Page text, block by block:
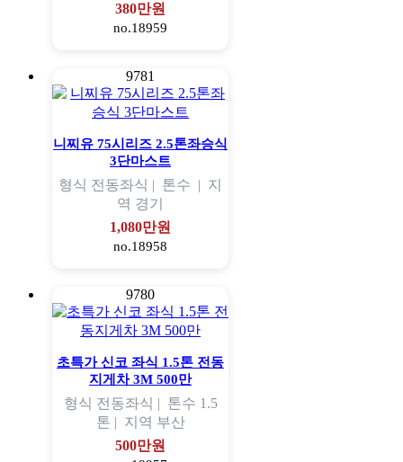
380만원
no.18959
9781
니찌유 75시리즈 2.5톤좌승식
3단마스트
형식 전동좌식 | 톤수 | 지
역 경기
1,080만원
no.18958
9780
초특가 신코 좌식 1.5톤 전동
지게차 3M 500만
형식 전동좌식 | 톤수 1.5
톤 | 지역 부산
500만원